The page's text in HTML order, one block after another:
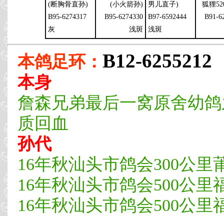
(断胸骨直孙)
B95-6274317
灰
(小火箭孙)
B95-6274330
浅斑
男儿直子)
B97-6592444
浅斑
狐狸
B91-
本鸽足环： B12-6255212
本身
詹森兄弟最后一窝原舍幼
质回血
孙代
16年秋汕头市鸽会300公里
16年秋汕头市鸽会500公里
16年秋汕头市鸽会500公里